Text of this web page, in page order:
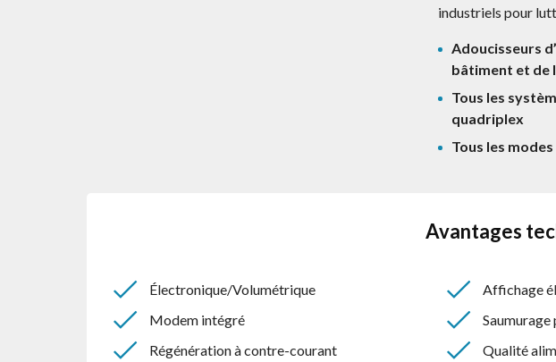
industriels pour
Adoucisseurs
bâtiment et de
Tous les
quadriplex
Tous les
Avantages
Électronique/Volumétrique
Modem intégré
Régénération à contre-courant
Affichage
Qualité